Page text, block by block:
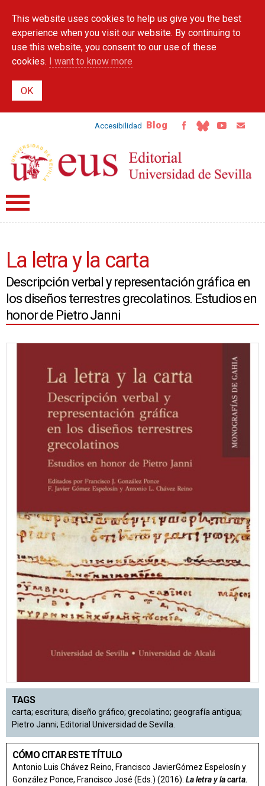
main
content
This website uses cookies to help us give you the best
experience when you visit our website. By continuing to
use this website, you consent to our use of these
cookies. I want to know more
Accesibilidad Blog
La letra y la carta
Descripción verbal y representación gráfica en
los diseños terrestres grecolatinos. Estudios en
honor de Pietro Janni
TAGS
carta; escritura; diseño gráfico; grecolatino; geografía antigua;
Pietro Janni; Editorial Universidad de Sevilla.
CÓMO CITAR ESTE TÍTULO
Antonio Luis Chávez Reino, Francisco JavierGómez Espelosín y
González Ponce, Francisco José (Eds.) (2016): La letra y la carta.